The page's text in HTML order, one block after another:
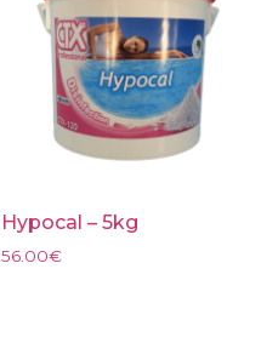
Hypocal – 5kg
56.00€